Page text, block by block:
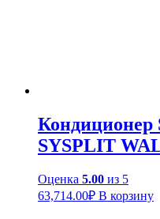
Кондиционер
SYSPLIT
Оценка 5.00 из 5
63,714.00₽ В корзину